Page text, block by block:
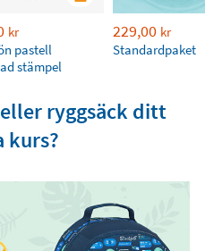
kr
pastell
stämpel
229,00 kr
Standardpaket
ryggsäck ditt
kurs?